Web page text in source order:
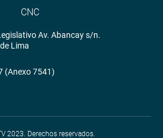
CNC
Av. Abancay s/n.
Lima
(Anexo 7541)
2023. Derechos reservados.